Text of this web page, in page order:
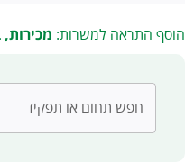
הוסף התראה למשרות: מכירות,
חפש תחום או תפקיד